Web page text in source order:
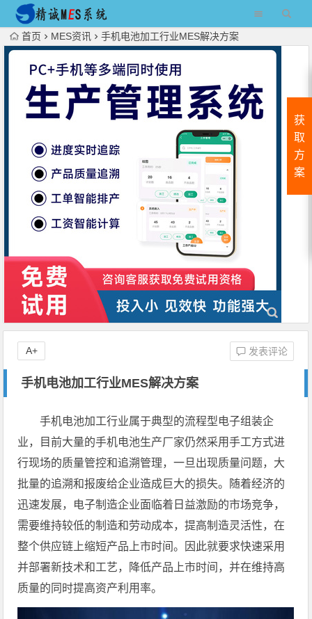
首页 MES资讯 手机电池加工行业MES解决方案
手机电池加工行业MES解决方案
发表评论
A+
手机电池加工行业属于典型的流程型电子组装企
业，目前大量的手机电池生产厂家仍然采用手工方式进
行现场的质量管控和追溯管理，一旦出现质量问题，大
批量的追溯和报废给企业造成巨大的损失。随着经济的
迅速发展，电子制造企业面临着日益激励的市场竞争，
需要维持较低的制造和劳动成本，提高制造灵活性，在
整个供应链上缩短产品上市时间。因此就要求快速采用
并部署新技术和工艺，降低产品上市时间，并在维持高
质量的同时提高资产利用率。
获
取
方
案